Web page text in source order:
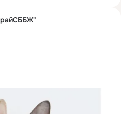
внешности многие